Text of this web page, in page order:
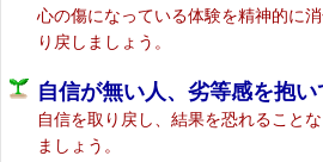
心の傷になっている体験を精神的に
り戻しましょう。
自信が無い人、劣等感を抱
自信を取り戻し、結果を恐れること
ましょう。